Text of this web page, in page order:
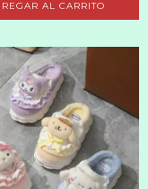
AL CARRITO